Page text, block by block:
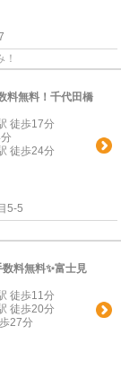
料無料！千代田橋
徒歩17分
徒歩24分
5-5
数料無料✨️富士見
徒歩11分
徒歩20分
27分